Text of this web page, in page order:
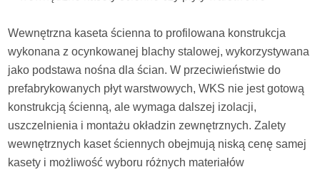
Wewnętrzna kaseta ścienna to profilowana konstrukcja
wykonana z ocynkowanej blachy stalowej, wykorzystywana
jako podstawa nośna dla ścian. W przeciwieństwie do
prefabrykowanych płyt warstwowych, WKS nie jest gotową
konstrukcją ścienną, ale wymaga dalszej izolacji,
uszczelnienia i montażu okładzin zewnętrznych. Zalety
wewnętrznych kaset ściennych obejmują niską cenę samej
kasety i możliwość wyboru różnych materiałów